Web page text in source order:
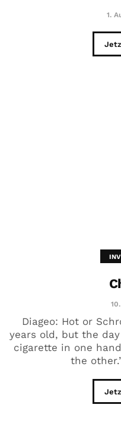
1.
Diageo: Hot or
years old, but the
cigarette in one
the